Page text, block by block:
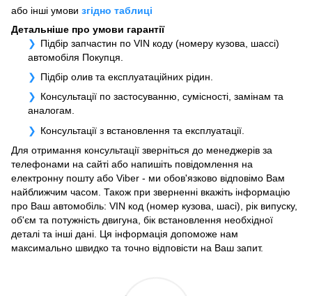
або інші умови згідно таблиці
Детальніше про умови гарантії
Підбір запчастин по VIN коду (номеру кузова, шассі)
автомобіля Покупця.
Підбір олив та експлуатаційних рідин.
Консультації по застосуванню, сумісності, замінам та
аналогам.
Консультації з встановлення та експлуатації.
Для отримання консультації зверніться до менеджерів за
телефонами на сайті або напишіть повідомлення на
електронну пошту або Viber - ми обов'язково відповімо Вам
найближчим часом. Також при зверненні вкажіть інформацію
про Ваш автомобіль: VIN код (номер кузова, шасі), рік випуску,
об'єм та потужність двигуна, бік встановлення необхідної
деталі та інші дані. Ця інформація допоможе нам
максимально швидко та точно відповісти на Ваш запит.